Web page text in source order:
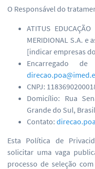
O Responsável do
ATITUS
MERIDIONAL S.A.
[indicar empresas
Encarregado
CNPJ:
Domicílio: Rua
Grande do Sul, Brasil
Contato:
Esta Política de
solicitar uma vaga
processo de seleção